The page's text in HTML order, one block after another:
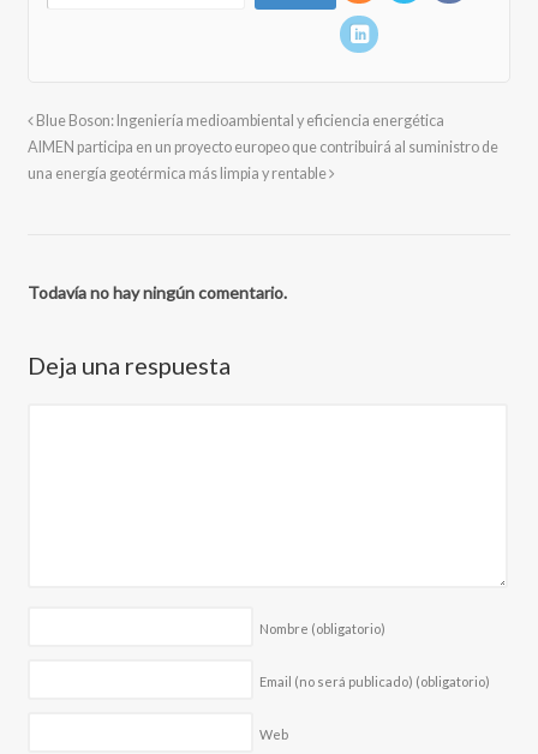
Blue Boson: Ingeniería medioambiental y eficiencia energética
AIMEN participa en un proyecto europeo que contribuirá al suministro de
una energía geotérmica más limpia y rentable
Todavía no hay ningún comentario.
Deja una respuesta
Nombre (obligatorio)
Email (no será publicado) (obligatorio)
Web